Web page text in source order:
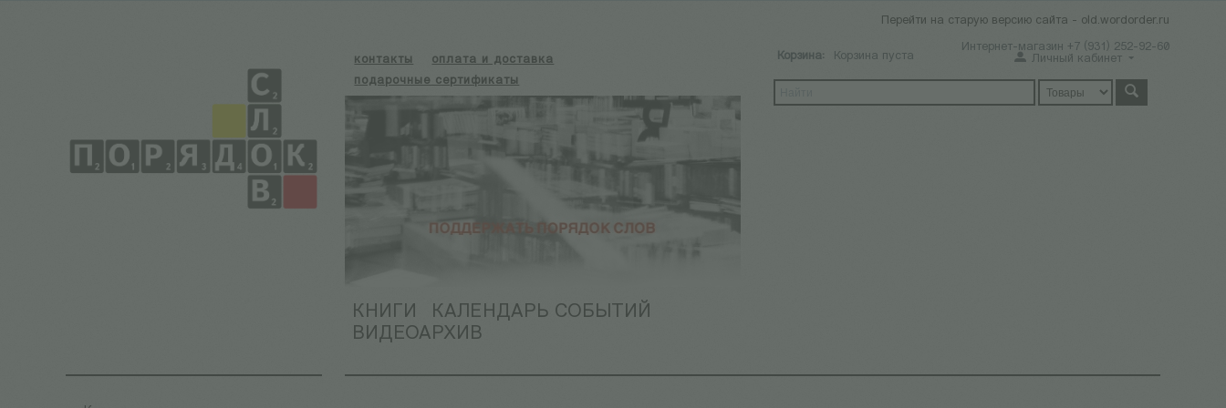
Перейти на старую версию сайта - old.wordorder.ru
Интернет-магазин +7 (931) 252-92-60
контакты
оплата и доставка
подарочные сертификаты
КНИГИ
КАЛЕНДАРЬ СОБЫТИЙ
ВИДЕОАРХИВ
Корзина: Корзина пуста Личный кабинет